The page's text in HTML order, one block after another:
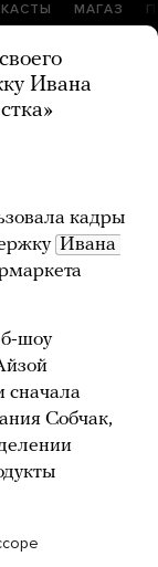
МАГАЗ
Ивана
кадры
Ивана
шоу
сначала
Собчак,